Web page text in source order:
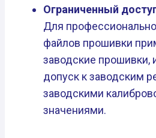
Ограниченный
Для
файлов прошивки
заводские прошивки,
допуск к заводским
заводскими
значениями.